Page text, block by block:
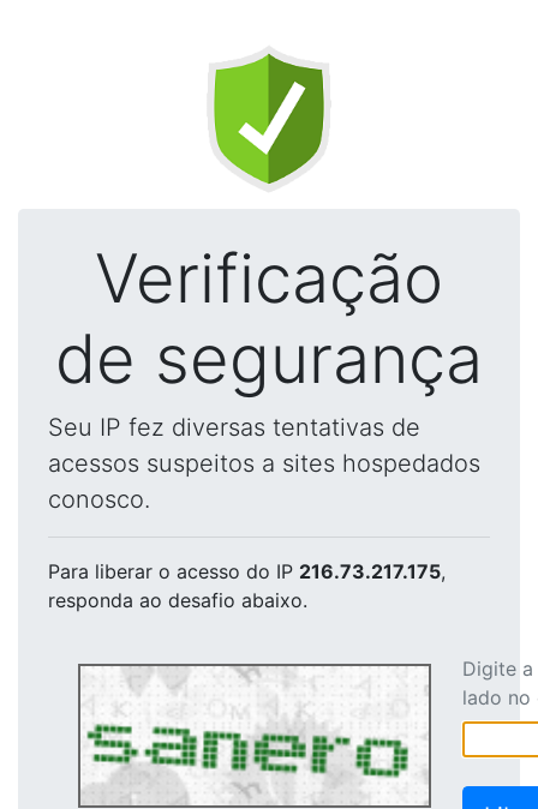
Verificação
de segurança
Seu IP fez diversas tentativas de
acessos suspeitos a sites hospedados
conosco.
Para liberar o acesso do IP 216.73.217.175,
responda ao desafio abaixo.
Digite
lado no